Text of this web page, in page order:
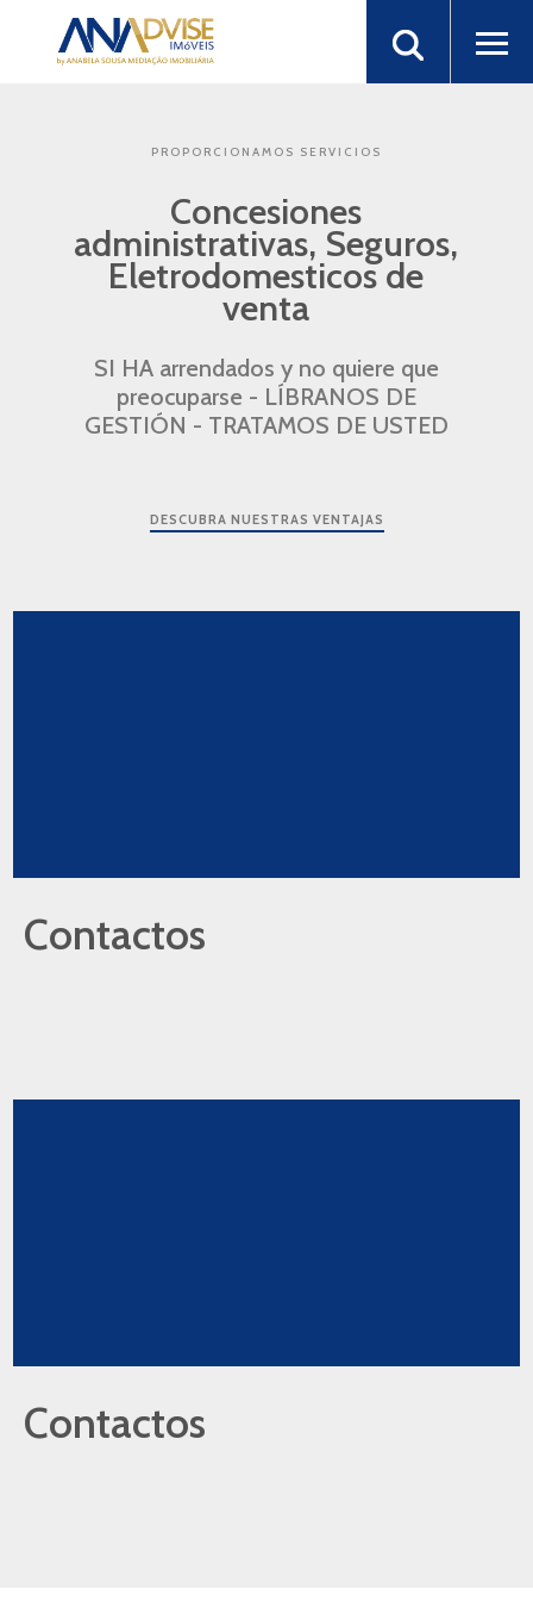
PROPORCIONAMOS SERVICIOS
Concesiones
administrativas, Seguros,
Eletrodomesticos de
venta
SI HA arrendados y no quiere que
preocuparse - LÍBRANOS DE
GESTIÓN - TRATAMOS DE USTED
DESCUBRA NUESTRAS VENTAJAS
Contactos
Contactos